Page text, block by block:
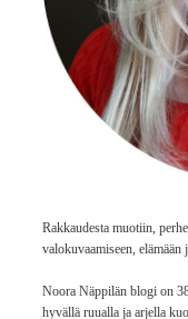
Rakkaudesta muotiin,
valokuvaamiseen,
Noora Näppilän blogi on
hyvällä ruualla ja arjella